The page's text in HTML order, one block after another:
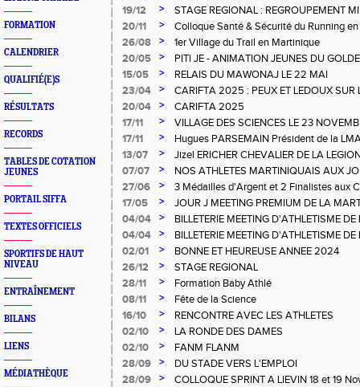
FORMATION
CALENDRIER
QUALIFIÉ(E)S
RÉSULTATS
RECORDS
TABLES DE COTATION
JEUNES
PORTAIL SIFFA
TEXTES OFFICIELS
SPORTIFS DE HAUT
NIVEAU
ENTRAÎNEMENT
BILANS
LIENS
MÉDIATHÈQUE
19/12
>
STAGE REGIONAL : REGROUPEMENT
20/11
>
Colloque Santé & Sécurité du Running
26/08
>
1er Village du Trail en Martinique
20/05
>
PITI JE - ANIMATION JEUNES DU
15/05
>
RELAIS DU MAWONAJ LE 22 MAI
23/04
>
CARIFTA 2025 : PEUX ET LEDOUX SUR
20/04
>
CARIFTA 2025
17/11
>
VILLAGE DES SCIENCES LE 23
17/11
>
Hugues PARSEMAIN Président de la
13/07
>
Jizel ERICHER CHEVALIER DE LA
07/07
>
NOS ATHLETES MARTINIQUAIS AUX
27/06
>
3 Médailles d'Argent et 2 Finalistes aux
17/05
>
JOUR J MEETING PREMIUM DE LA
04/04
>
BILLETERIE MEETING D'ATHLETISME
04/04
>
BILLETERIE MEETING D'ATHLETISME
02/01
>
BONNE ET HEUREUSE ANNEE 2024
26/12
>
STAGE REGIONAL
28/11
>
Formation Baby Athlé
08/11
>
Fête de la Science
16/10
>
RENCONTRE AVEC LES ATHLETES
02/10
>
LA RONDE DES DAMES
02/10
>
FANM FLANM
28/09
>
DU STADE VERS L'EMPLOI
28/09
>
COLLOQUE SPRINT A LIEVIN 18 et 19